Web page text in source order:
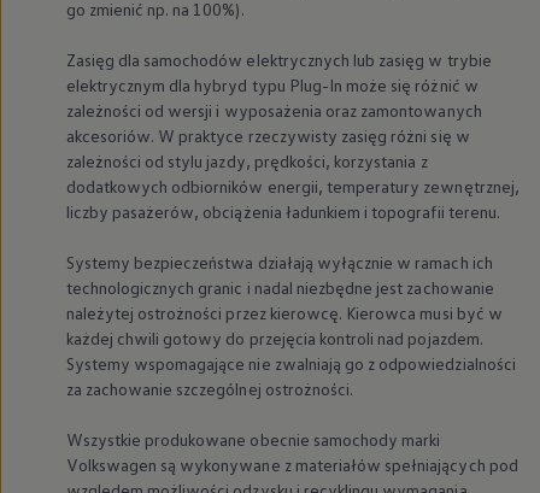
go zmienić np. na 100%).
Zasięg dla samochodów elektrycznych lub zasięg w trybie
elektrycznym dla hybryd typu Plug-In może się różnić w
zależności od wersji i wyposażenia oraz zamontowanych
akcesoriów. W praktyce rzeczywisty zasięg różni się w
zależności od stylu jazdy, prędkości, korzystania z
dodatkowych odbiorników energii, temperatury zewnętrznej,
liczby pasażerów, obciążenia ładunkiem i topografii terenu.
Systemy bezpieczeństwa działają wyłącznie w ramach ich
technologicznych granic i nadal niezbędne jest zachowanie
należytej ostrożności przez kierowcę. Kierowca musi być w
każdej chwili gotowy do przejęcia kontroli nad pojazdem.
Systemy wspomagające nie zwalniają go z odpowiedzialności
za zachowanie szczególnej ostrożności.
Wszystkie produkowane obecnie samochody marki
Volkswagen są wykonywane z materiałów spełniających pod